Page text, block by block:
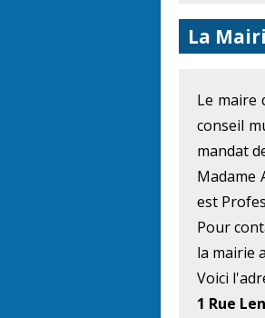
La
Le maire
conseil
mandat
Madame
est
Pour
la mairie
Voici
1 Rue